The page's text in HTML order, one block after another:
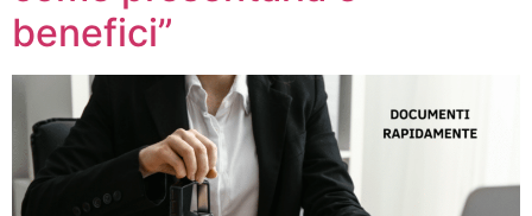
benefici”